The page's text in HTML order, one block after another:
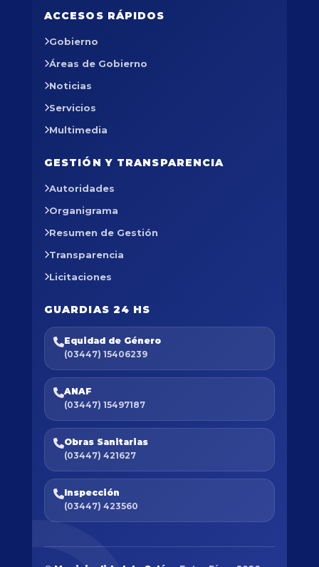
ACCESOS RÁPIDOS
Gobierno
Áreas de Gobierno
Noticias
Servicios
Multimedia
GESTIÓN Y TRANSPARENCIA
Autoridades
Organigrama
Resumen de Gestión
Transparencia
Licitaciones
GUARDIAS 24 HS
Equidad de Género
(03447) 15406239
ANAF
(03447) 15497187
Obras Sanitarias
(03447) 421627
Inspección
(03447) 423560